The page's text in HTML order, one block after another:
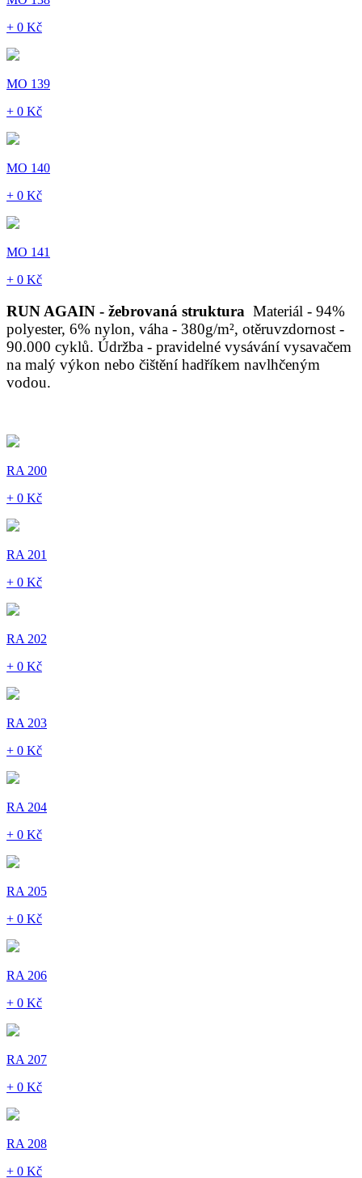
+ 0 Kč
MO 139
+ 0 Kč
MO 140
+ 0 Kč
MO 141
+ 0 Kč
RUN AGAIN - žebrovaná struktura Materiál - 94%
polyester, 6% nylon, váha - 380g/m², otěruvzdornost -
90.000 cyklů. Údržba - pravidelné vysávání vysavačem
na malý výkon nebo čištění hadříkem navlhčeným
vodou.
RA 200
+ 0 Kč
RA 201
+ 0 Kč
RA 202
+ 0 Kč
RA 203
+ 0 Kč
RA 204
+ 0 Kč
RA 205
+ 0 Kč
RA 206
+ 0 Kč
RA 207
+ 0 Kč
RA 208
+ 0 Kč